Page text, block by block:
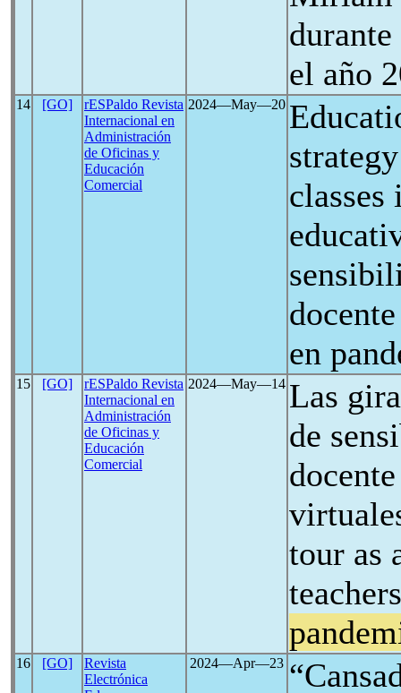
el año
14 [GO]
rESPaldo Revista
Internacional en
Administración
de Oficinas y
Educación
Comercial
2024―May―20
en
15 [GO]
rESPaldo Revista
Internacional en
Administración
de Oficinas y
Educación
Comercial
2024―May―14 Las
de
tour as
16 [GO]
Revista
Electrónica
2024―Apr―23